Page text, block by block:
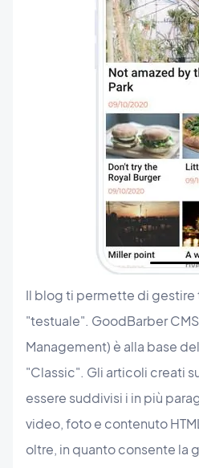
Il blog ti permette di
"testuale". GoodBarber
Management) è alla base
"Classic". Gli articoli creati
essere suddivisi i in più
video, foto e contenuto
oltre, in quanto consente la